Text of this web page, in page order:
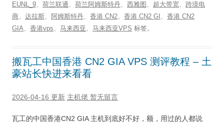
EUNL_9、 荷兰联通、 荷兰阿姆斯特丹、 西雅图 、 超大带宽、 跨境电
商、 达拉斯、 阿姆斯特丹、 香港 CN2、 香港 CN2 GI 、 香港 CN2
GIA、 香港vps、 马来西亚、 马来西亚VPS 标签。
搬瓦工中国香港 CN2 GIA VPS 测评教程 – 土
豪站长快进来看看
2026-04-16 更新 主机佬 暂无留言
瓦工的中国香港CN2 GIA 主机到底好不好，额，用过的人都说